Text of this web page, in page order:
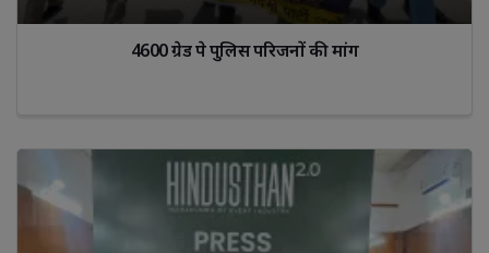
4600 ग्रेड पे पुलिस परिजनों की मांग